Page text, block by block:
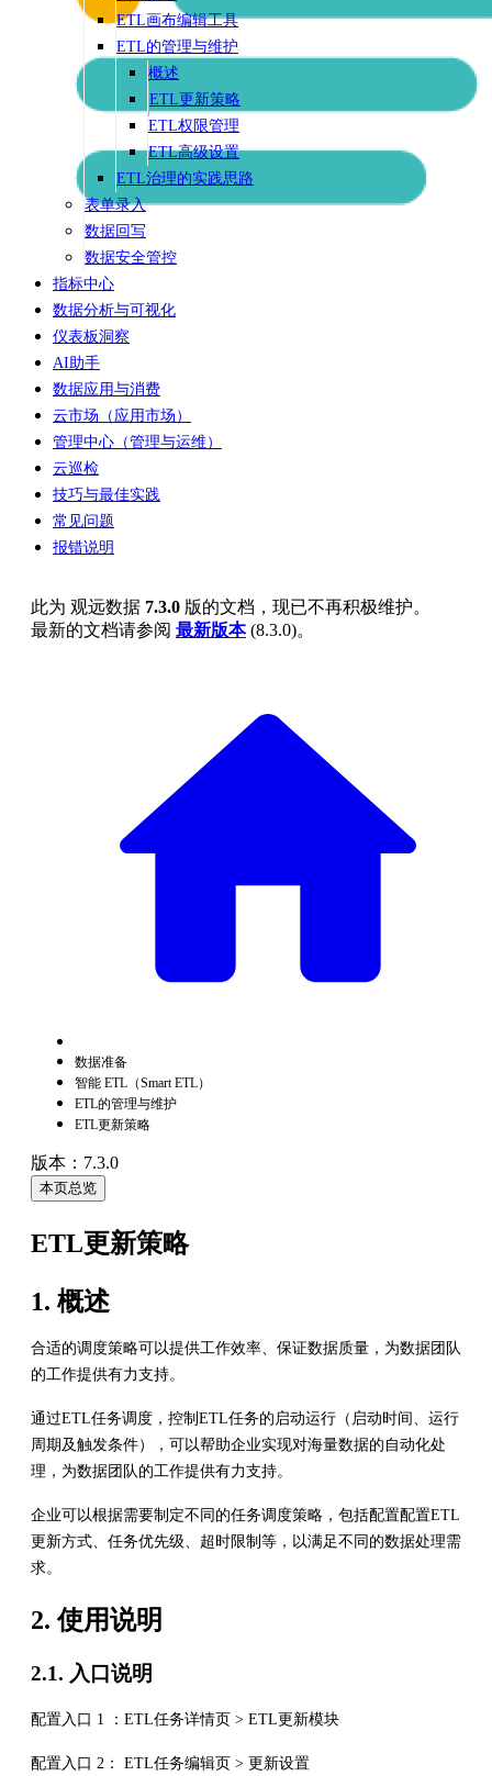
ETL画布编辑工具
ETL的管理与维护
概述
ETL更新策略
ETL权限管理
ETL高级设置
ETL治理的实践思路
表单录入
数据回写
数据安全管控
指标中心
数据分析与可视化
仪表板洞察
AI助手
数据应用与消费
云市场（应用市场）
管理中心（管理与运维）
云巡检
技巧与最佳实践
常见问题
报错说明
此为 观远数据 7.3.0 版的文档，现已不再积极维护。
最新的文档请参阅 最新版本(8.3.0)。
数据准备
智能 ETL（Smart ETL）
ETL的管理与维护
ETL更新策略
版本：7.3.0
本页总览
ETL更新策略
1. 概述
合适的调度策略可以提供工作效率、保证数据质量，为数据团队
的工作提供有力支持。
通过ETL任务调度，控制ETL任务的启动运行（启动时间、运行
周期及触发条件），可以帮助企业实现对海量数据的自动化处
理，为数据团队的工作提供有力支持。
企业可以根据需要制定不同的任务调度策略，包括配置配置ETL
更新方式、任务优先级、超时限制等，以满足不同的数据处理需
求。
2. 使用说明
2.1. 入口说明
配置入口 1 ：ETL任务详情页 > ETL更新模块
配置入口 2： ETL任务编辑页 > 更新设置